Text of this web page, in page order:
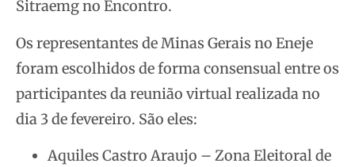
Sitraemg no Encontro.
Os representantes de Minas Gerais no Eneje
foram escolhidos de forma consensual entre os
participantes da reunião virtual realizada no
dia 3 de fevereiro. São eles:
Aquiles Castro Araujo – Zona Eleitoral de